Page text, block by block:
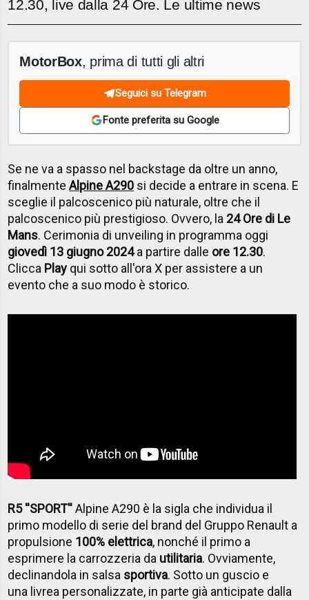
12.30, live dalla 24 Ore. Le ultime news
MotorBox, prima di tutti gli altri
Seguici su Telegram
Fonte preferita su Google
Se ne va a spasso nel backstage da oltre un anno,
finalmenteAlpine A290 si decide a entrare in scena. E
sceglie il palcoscenico più naturale, oltre che il
palcoscenico più prestigioso. Ovvero, la 24 Ore di Le
Mans. Cerimonia di unveiling in programma oggi
giovedì 13 giugno 2024a partire dalle ore 12.30.
Clicca Play qui sotto all'ora X per assistere a un
evento che a suo modo è storico.
R5 ''SPORT''Alpine A290 è la sigla che individua il
primo modello di serie del brand del Gruppo Renault a
propulsione 100% elettrica, nonché il primo a
esprimere la carrozzeria da utilitaria. Ovviamente,
declinandola in salsa sportiva. Sotto un guscio e
una livrea personalizzate, in parte già anticipate dalla